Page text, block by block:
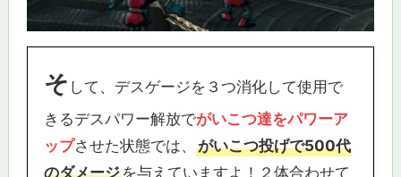
そ して、デスゲージを３つ消化して使用で
きるデスパワー解放でがいこつ達をパワーア
ップさせた状態では、 がいこつ投げで500代
のダメージを与えていますよ！２体合わせて